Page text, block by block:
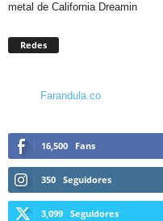
metal de California Dreamin
Redes
Farandula.co
16,500 Fans
350 Seguidores
3,099 Seguidores